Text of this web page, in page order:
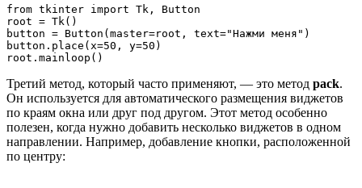
from tkinter import Tk, Button
root = Tk()
button = Button(master=root, text="Нажми меня")
button.place(x=50, y=50)
Третий метод, который часто применяют, — это метод pack.
Он используется для автоматического размещения виджетов
по краям окна или друг под другом. Этот метод особенно
полезен, когда нужно добавить несколько виджетов в одном
направлении. Например, добавление кнопки, расположенной
по центру: